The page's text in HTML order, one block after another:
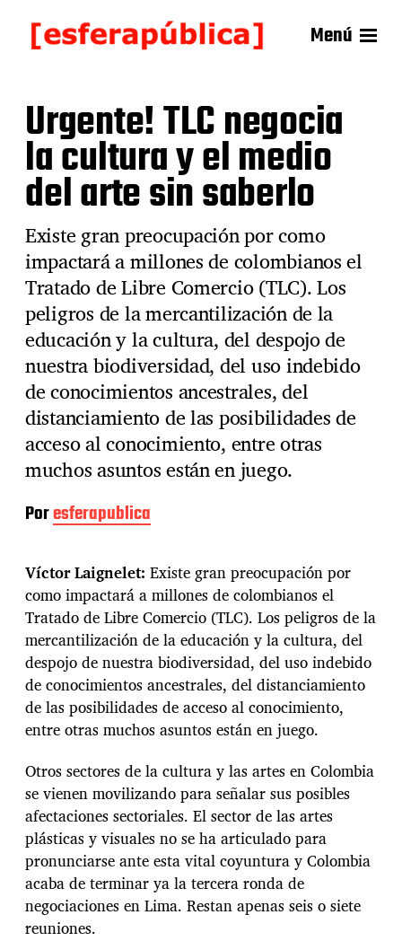
Menú
Urgente! TLC negocia
la cultura y el medio
del arte sin saberlo
Existe gran preocupación por como
impactará a millones de colombianos el
Tratado de Libre Comercio (TLC). Los
peligros de la mercantilización de la
educación y la cultura, del despojo de
nuestra biodiversidad, del uso indebido
de conocimientos ancestrales, del
distanciamiento de las posibilidades de
acceso al conocimiento, entre otras
muchos asuntos están en juego.
Poresferapublica
Víctor Laignelet: Existe gran preocupación por
como impactará a millones de colombianos el
Tratado de Libre Comercio (TLC). Los peligros de la
mercantilización de la educación y la cultura, del
despojo de nuestra biodiversidad, del uso indebido
de conocimientos ancestrales, del distanciamiento
de las posibilidades de acceso al conocimiento,
entre otras muchos asuntos están en juego.
Otros sectores de la cultura y las artes en Colombia
se vienen movilizando para señalar sus posibles
afectaciones sectoriales. El sector de las artes
plásticas y visuales no se ha articulado para
pronunciarse ante esta vital coyuntura y Colombia
acaba de terminar ya la tercera ronda de
negociaciones en Lima. Restan apenas seis o siete
reuniones.